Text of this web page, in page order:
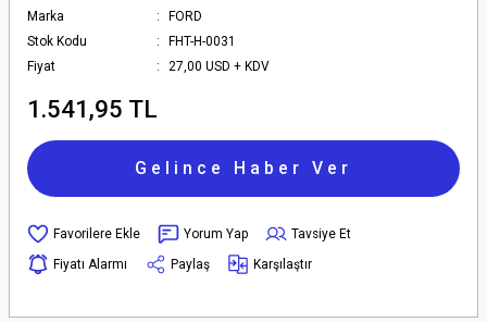
Marka
FORD
Stok Kodu
FHT-H-0031
Fiyat
27,00 USD + KDV
1.541,95 TL
Gelince Haber Ver
Yorum Yap
Tavsiye Et
Fiyatı Alarmı
Paylaş Karşılaştır